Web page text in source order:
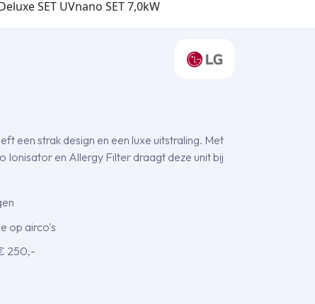
SET UVnano SET 7,0kW
een strak design en een luxe uitstraling. Met
Ionisator en Allergy Filter draagt deze unit bij
op airco's
250,-